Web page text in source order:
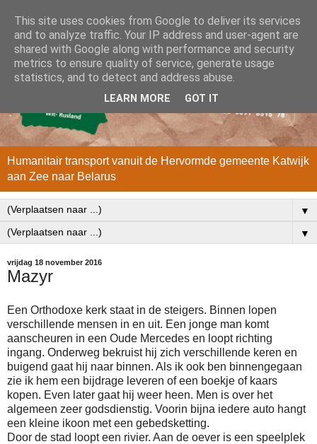
Humanitair transport vanuit de Hervormde gemeente Katwijk
aan Zee naar Belarus
▼
▼
vrijdag 18 november 2016
Mazyr
Een Orthodoxe kerk staat in de steigers. Binnen lopen
verschillende mensen in en uit. Een jonge man komt
aanscheuren in een Oude Mercedes en loopt richting
ingang. Onderweg bekruist hij zich verschillende keren en
buigend gaat hij naar binnen. Als ik ook ben binnengegaan
zie ik hem een bijdrage leveren of een boekje of kaars
kopen. Even later gaat hij weer heen. Men is over het
algemeen zeer godsdienstig. Voorin bijna iedere auto hangt
een kleine ikoon met een gebedsketting.
Door de stad loopt een rivier. Aan de oever is een speelplek
This site uses cookies from Google to deliver its services
and to analyze traffic. Your IP address and user-agent are
shared with Google along with performance and security
metrics to ensure quality of service, generate usage
statistics, and to detect and address abuse.
LEARN MORE GOT IT